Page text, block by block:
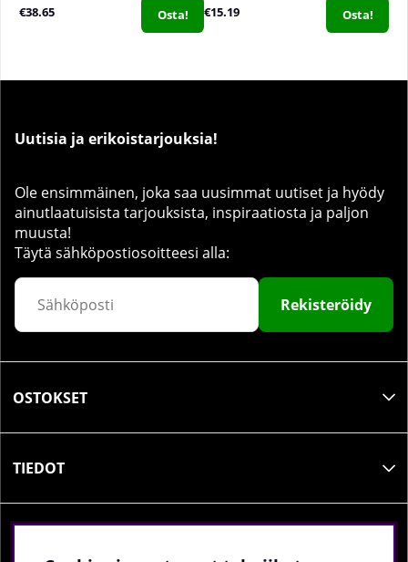
€38.65 Osta! €15.19 Osta!
Uutisia ja erikoistarjouksia!
Ole ensimmäinen, joka saa uusimmat uutiset ja hyödy
ainutlaatuisista tarjouksista, inspiraatiosta ja paljon
muusta!
Täytä sähköpostiosoitteesi alla:
Rekisteröidy
OSTOKSET
TIEDOT